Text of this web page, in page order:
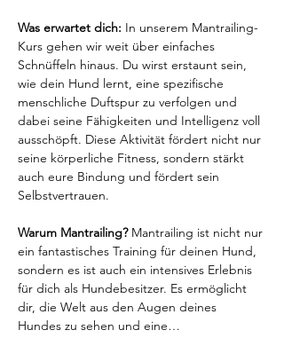
Was erwartet dich: In unserem Mantrailing-
Kurs gehen wir weit über einfaches
Schnüffeln hinaus. Du wirst erstaunt sein,
wie dein Hund lernt, eine spezifische
menschliche Duftspur zu verfolgen und
dabei seine Fähigkeiten und Intelligenz voll
ausschöpft. Diese Aktivität fördert nicht nur
seine körperliche Fitness, sondern stärkt
auch eure Bindung und fördert sein
Selbstvertrauen.
Warum Mantrailing? Mantrailing ist nicht nur
ein fantastisches Training für deinen Hund,
sondern es ist auch ein intensives Erlebnis
für dich als Hundebesitzer. Es ermöglicht
dir, die Welt aus den Augen deines
Hundes zu sehen und eine…